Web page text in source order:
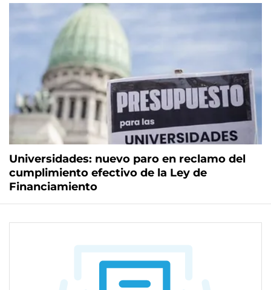
Universidades: nuevo paro en reclamo del
cumplimiento efectivo de la Ley de
Financiamiento